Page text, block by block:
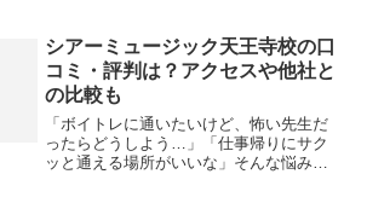
ための各種スキルを多角的に磨ける環境
を見つけることは、表現の...
シアーミュージック天王寺校の口
コミ・評判は？アクセスや他社と
の比較も
「ボイトレに通いたいけど、怖い先生だ
ったらどうしよう…」「仕事帰りにサク
ッと通える場所がいいな」そんな悩みを